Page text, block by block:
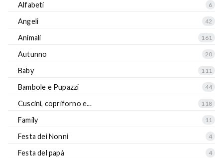
Alfabeti 6
Angeli 42
Animali 161
Autunno 20
Baby 111
Bambole e Pupazzi 44
Cuscini, copriforno e... 118
Family 11
Festa dei Nonni 4
Festa del papà 4